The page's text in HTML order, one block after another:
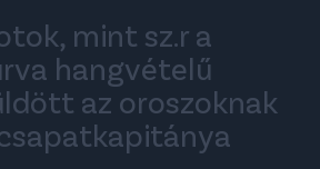
mint sz.r a
hangvételű
az oroszoknak